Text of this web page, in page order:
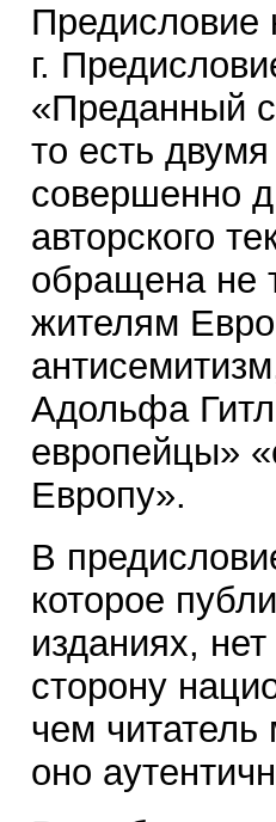
Предисловие
г.
«Преданный
то есть
совершенно
авторского
обращена не
жителям
Адольфа
европейцы»
Европу».
В
которое
изданиях,
сторону
чем
оно